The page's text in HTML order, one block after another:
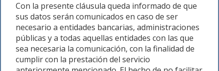
Con la presente cláusula queda informado de que
sus datos serán comunicados en caso de ser
necesario a entidades bancarias, administraciones
públicas y a todas aquellas entidades con las que
sea necesaria la comunicación, con la finalidad de
cumplir con la prestación del servicio